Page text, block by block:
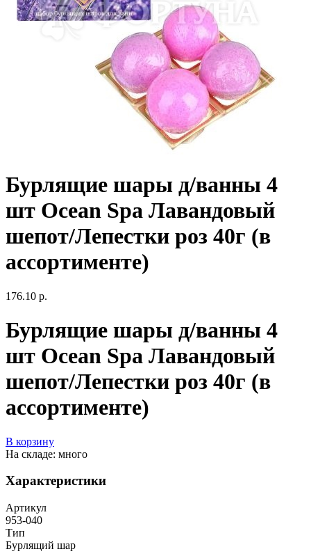
Бурлящие шары д/ванны 4
шт Ocean Spa Лавандовый
шепот/Лепестки роз 40г (в
ассортименте)
176.10 р.
Бурлящие шары д/ванны 4
шт Ocean Spa Лавандовый
шепот/Лепестки роз 40г (в
ассортименте)
В корзину
На складе: много
Характеристики
Артикул
953-040
Тип
Бурлящий шар